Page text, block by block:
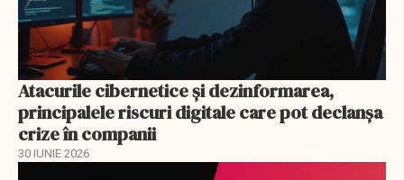
Atacurile cibernetice şi dezinformarea,
principalele riscuri digitale care pot declanşa
crize în companii
30 IUNIE 2026